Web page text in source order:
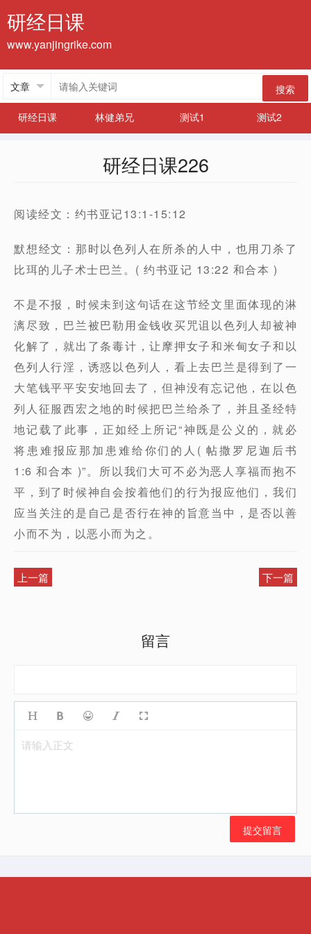
研经日课
www.yanjingrike.com
搜索
研经日课
林健弟兄 测试1 测试2
研经日课226
阅读经文：约书亚记13:1-15:12
默想经文：那时以色列人在所杀的人中，也用刀杀了
比珥的儿子术士巴兰。( 约书亚记 13:22 和合本 )
不是不报，时候未到这句话在这节经文里面体现的淋
漓尽致，巴兰被巴勒用金钱收买咒诅以色列人却被神
化解了，就出了条毒计，让摩押女子和米甸女子和以
色列人行淫，诱惑以色列人，看上去巴兰是得到了一
大笔钱平平安安地回去了，但神没有忘记他，在以色
列人征服西宏之地的时候把巴兰给杀了，并且圣经特
地记载了此事，正如经上所记“神既是公义的，就必
将患难报应那加患难给你们的人( 帖撒罗尼迦后书
1:6 和合本 )”。所以我们大可不必为恶人享福而抱不
平，到了时候神自会按着他们的行为报应他们，我们
应当关注的是自己是否行在神的旨意当中，是否以善
小而不为，以恶小而为之。
上一篇 下一篇
留言
请输入正文
提交留言